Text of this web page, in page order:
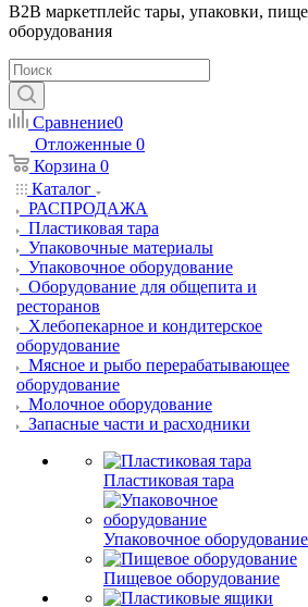
B2B маркетплейс тары, упаковки,
оборудования
Сравнение0
Отложенные 0
Корзина 0
Каталог
РАСПРОДАЖА
Пластиковая тара
Упаковочные материалы
Упаковочное оборудование
Оборудование для общепита и
ресторанов
Хлебопекарное и кондитерское
оборудование
Мясное и рыбо перерабатывающее
оборудование
Молочное оборудование
Запасные части и расходники
Пластиковая тара
Упаковочное оборудование
Пищевое оборудование